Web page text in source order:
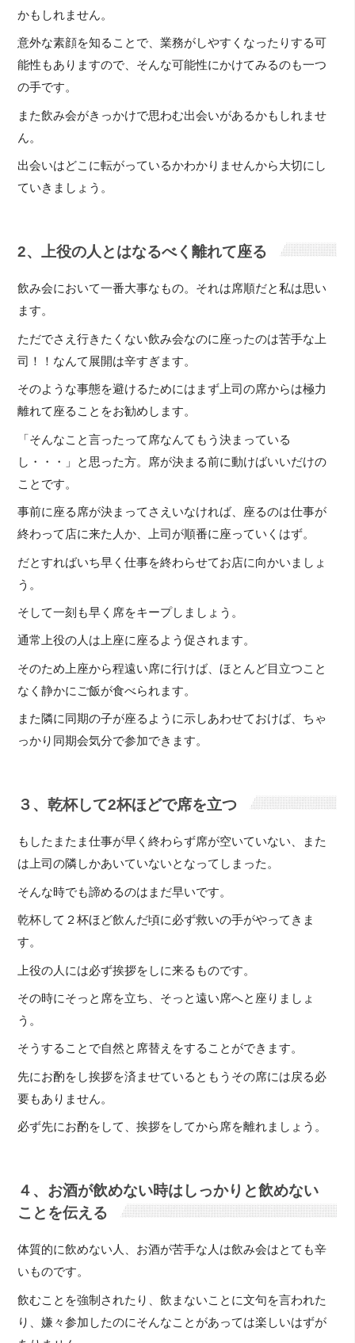
かもしれません。
意外な素顔を知ることで、業務がしやすくなったりする可
能性もありますので、そんな可能性にかけてみるのも一つ
の手です。
また飲み会がきっかけで思わむ出会いがあるかもしれませ
ん。
出会いはどこに転がっているかわかりませんから大切にし
ていきましょう。
2、上役の人とはなるべく離れて座る
飲み会において一番大事なもの。それは席順だと私は思い
ます。
ただでさえ行きたくない飲み会なのに座ったのは苦手な上
司！！なんて展開は辛すぎます。
そのような事態を避けるためにはまず上司の席からは極力
離れて座ることをお勧めします。
「そんなこと言ったって席なんてもう決まっている
し・・・」と思った方。席が決まる前に動けばいいだけの
ことです。
事前に座る席が決まってさえいなければ、座るのは仕事が
終わって店に来た人か、上司が順番に座っていくはず。
だとすればいち早く仕事を終わらせてお店に向かいましょ
う。
そして一刻も早く席をキープしましょう。
通常上役の人は上座に座るよう促されます。
そのため上座から程遠い席に行けば、ほとんど目立つこと
なく静かにご飯が食べられます。
また隣に同期の子が座るように示しあわせておけば、ちゃ
っかり同期会気分で参加できます。
３、乾杯して2杯ほどで席を立つ
もしたまたま仕事が早く終わらず席が空いていない、また
は上司の隣しかあいていないとなってしまった。
そんな時でも諦めるのはまだ早いです。
乾杯して２杯ほど飲んだ頃に必ず救いの手がやってきま
す。
上役の人には必ず挨拶をしに来るものです。
その時にそっと席を立ち、そっと遠い席へと座りましょ
う。
そうすることで自然と席替えをすることができます。
先にお酌をし挨拶を済ませているともうその席には戻る必
要もありません。
必ず先にお酌をして、挨拶をしてから席を離れましょう。
４、お酒が飲めない時はしっかりと飲めない
ことを伝える
体質的に飲めない人、お酒が苦手な人は飲み会はとても辛
いものです。
飲むことを強制されたり、飲まないことに文句を言われた
り、嫌々参加したのにそんなことがあっては楽しいはずが